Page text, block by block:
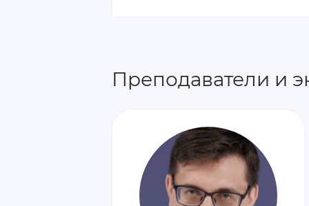
Преподаватели и